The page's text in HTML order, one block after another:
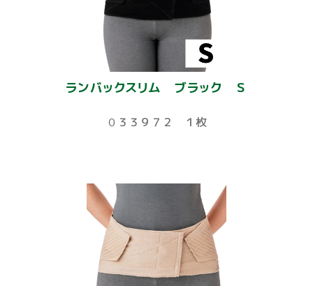
ランバックスリム ブラック Ｓ
０３３９７２ １枚